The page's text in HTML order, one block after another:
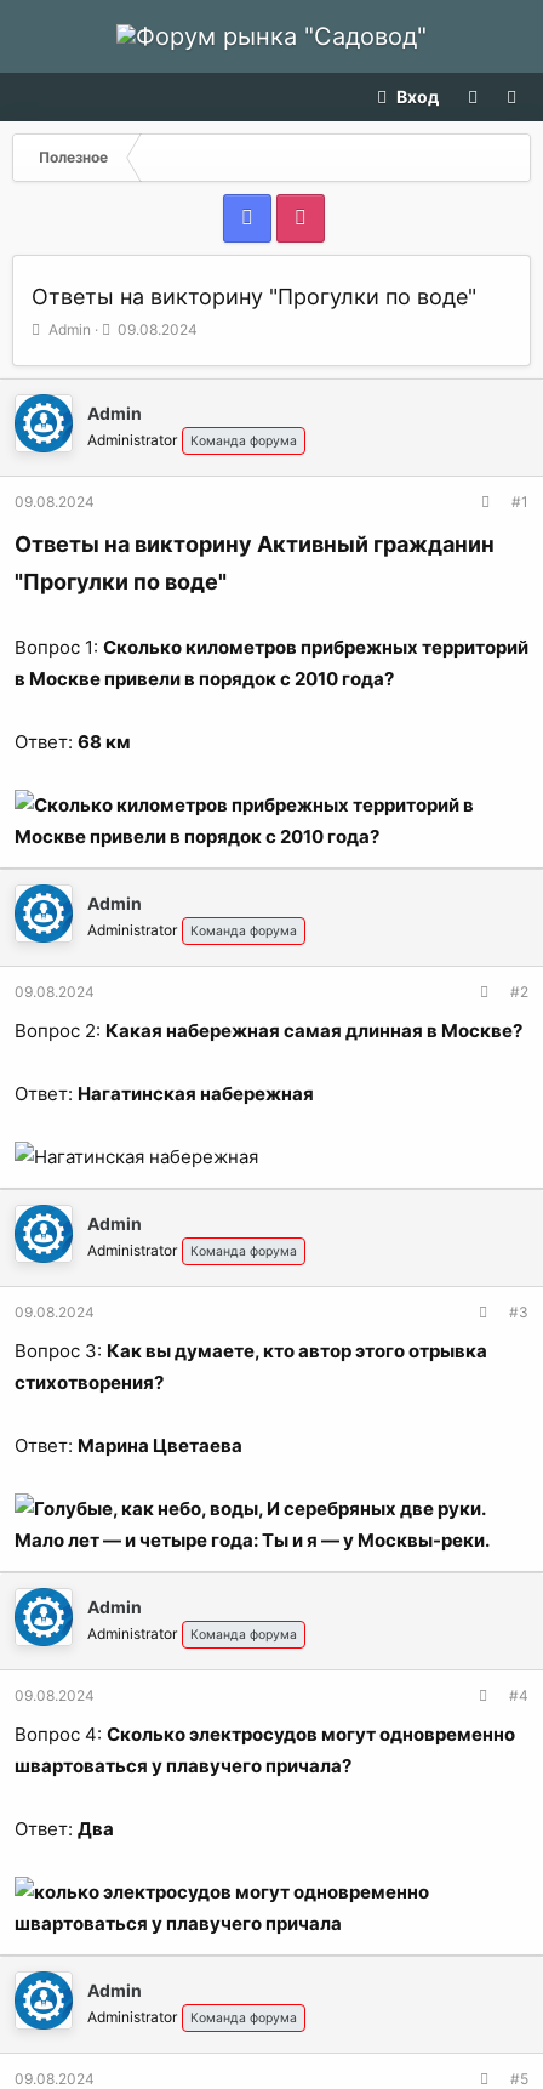
Вход
Полезное
Ответы на викторину "Прогулки по воде"
А
т
о
р
т
м
ы
Admin
Д
т
н
а
а
09.08.2024
Admin
Administrator Команда форума
09.08.2024 #1
Ответы на викторину Активный гражданин
"Прогулки по воде"
Вопрос 1: Сколько километров прибрежных территорий
в Москве привели в порядок с 2010 года?
Ответ: 68 км
Admin
Administrator Команда форума
09.08.2024 #2
Вопрос 2: Какая набережная самая длинная в Москве?
Ответ: Нагатинская набережная
Admin
Administrator Команда форума
09.08.2024 #3
Вопрос 3: Как вы думаете, кто автор этого отрывка
стихотворения?
Ответ: Марина Цветаева
Admin
Administrator Команда форума
09.08.2024 #4
Вопрос 4: Сколько электросудов могут одновременно
швартоваться у плавучего причала?
Ответ: Два
Admin
Administrator Команда форума
09.08.2024 #5